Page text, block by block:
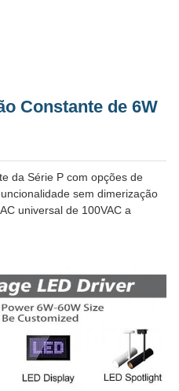
Constante de 6W
da Série P com opções de
sem dimerização
universal de 100VAC a